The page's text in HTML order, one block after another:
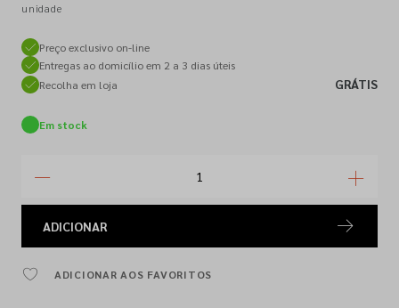
unidade
Preço exclusivo on-line
Entregas ao domicílio em 2 a 3 dias úteis
Recolha em loja
GRÁTIS
Em stock
ADICIONAR
ADICIONAR AOS FAVORITOS